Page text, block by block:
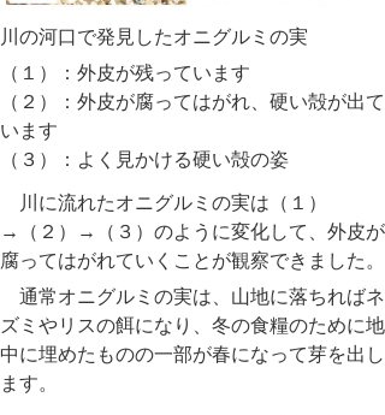
川の河口で発見したオニグルミの実
（１）：外皮が残っています
（２）：外皮が腐ってはがれ、硬い殻が出て
います
（３）：よく見かける硬い殻の姿
川に流れたオニグルミの実は（１）
→（２）→（３）のように変化して、外皮が
腐ってはがれていくことが観察できました。
通常オニグルミの実は、山地に落ちればネ
ズミやリスの餌になり、冬の食糧のために地
中に埋めたものの一部が春になって芽を出し
ます。